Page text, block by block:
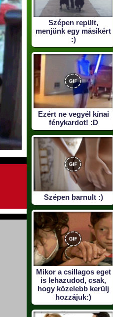
Szépen repült,
menjünk egy másikért
:)
Ezért ne vegyél kínai
fénykardot! :D
Szépen barnult :)
Mikor a csillagos eget
is lehazudod, csak,
hogy közelebb kerülj
hozzájuk:)